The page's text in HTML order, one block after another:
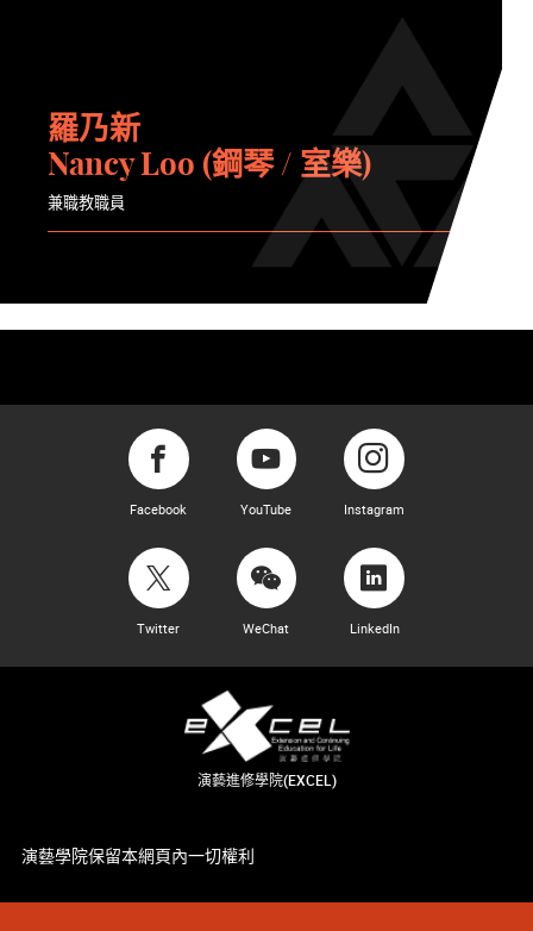
羅乃新
Nancy Loo (鋼琴 / 室樂)
兼職教職員
Facebook YouTube Instagram
Twitter WeChat LinkedIn
演藝進修學院(EXCEL)
演藝學院保留本網頁內一切權利